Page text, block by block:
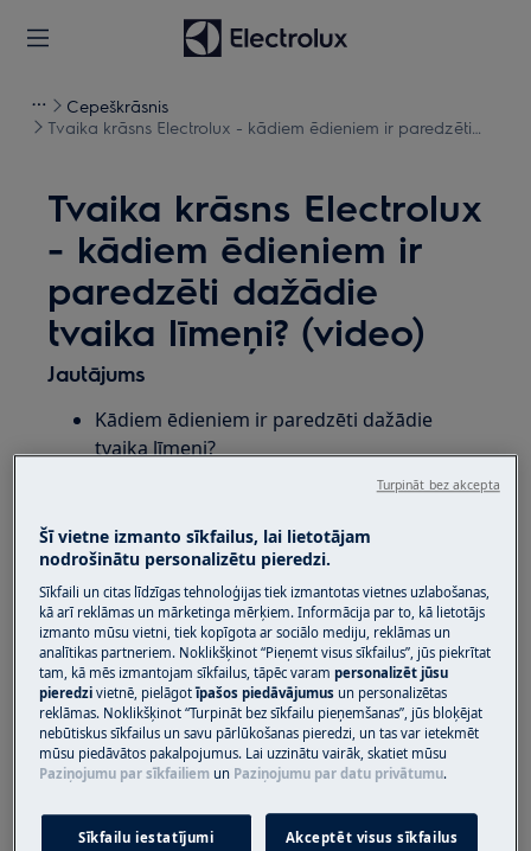
Cepeškrāsnis
Tvaika krāsns Electrolux - kādiem ēdieniem ir paredzēti
Tvaika krāsns Electrolux
- kādiem ēdieniem ir
paredzēti dažādie
tvaika līmeņi? (video)
Jautājums
Kādiem ēdieniem ir paredzēti dažādie
tvaika līmeņi?
Cepeškrāsns SteamPro
Cepeškrāsns SteamBoost
Risinājums
1. Ir četri dažādi tvaika līmeņi:
Zems mitrums
izmantot: steikiem, kraukšķīgai
Vidējs mitrums
Šī vietne izmanto sīkfailus, lai lietotājam
nodrošinātu personalizētu pieredzi.
Sīkfaili un citas līdzīgas tehnoloģijas tiek izmantotas vietnes uzlabošanas,
kā arī reklāmas un mārketinga mērķiem. Informācija par to, kā lietotājs
izmanto mūsu vietni, tiek kopīgota ar sociālo mediju, reklāmas un
analītikas partneriem. Noklikšķinot “Pieņemt visus sīkfailus”, jūs piekrītat
tam, kā mēs izmantojam sīkfailus, tāpēc varampersonalizēt jūsu
pieredzivietnē, pielāgotīpašos piedāvājumus un personalizētas
reklāmas. Noklikšķinot “Turpināt bez sīkfailu pieņemšanas”, jūs bloķējat
nebūtiskus sīkfailus un savu pārlūkošanas pieredzi, un tas var ietekmēt
mūsu piedāvātos pakalpojumus. Lai uzzinātu vairāk, skatiet mūsu
Paziņojumu par sīkfailiem un Paziņojumu par datu privātumu.
Sīkfailu iestatījumi Akceptēt visus sīkfailus
Turpināt bez akcepta